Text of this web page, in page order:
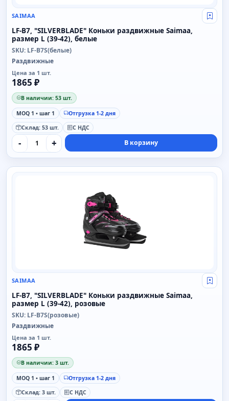
SAIMAA Свой
LF-B7, "SILVERBLADE" Коньки раздвижные Saimaa,
размер L (39-42), белые
SKU: LF-B7S(белые)
Раздвижные
Цена за 1 шт.
1865 ₽
В наличии: 53 шт.
MOQ 1 • шаг 1
Отгрузка 1-2 дня
Склад: 53 шт.
С НДС
- + В корзину
SAIMAA
SAIMAA Свой
LF-B7, "SILVERBLADE" Коньки раздвижные Saimaa,
размер L (39-42), розовые
SKU: LF-B7S(розовые)
Раздвижные
Цена за 1 шт.
1865 ₽
В наличии: 3 шт.
MOQ 1 • шаг 1
Отгрузка 1-2 дня
Склад: 3 шт.
С НДС